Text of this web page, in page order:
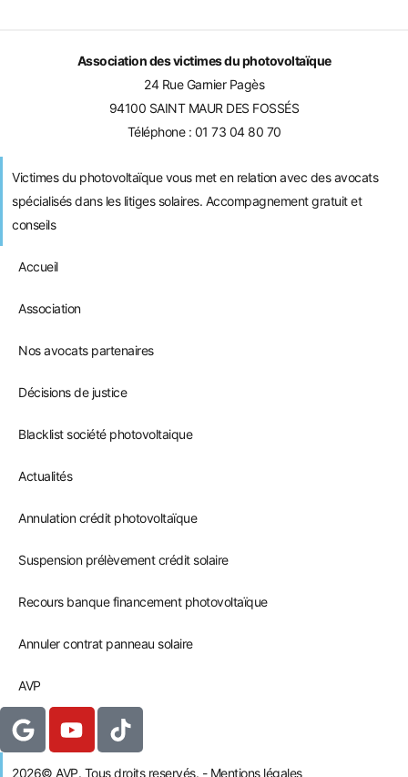
Association des victimes du photovoltaïque
24 Rue Garnier Pagès
94100 SAINT MAUR DES FOSSÉS
Téléphone : 01 73 04 80 70
Victimes du photovoltaïque vous met en relation avec des avocats
spécialisés dans les litiges solaires. Accompagnement gratuit et
conseils
Accueil
Association
Nos avocats partenaires
Décisions de justice
Blacklist société photovoltaique
Actualités
Annulation crédit photovoltaïque
Suspension prélèvement crédit solaire
Recours banque financement photovoltaïque
Annuler contrat panneau solaire
AVP
2026© AVP. Tous droits reservés. - Mentions légales